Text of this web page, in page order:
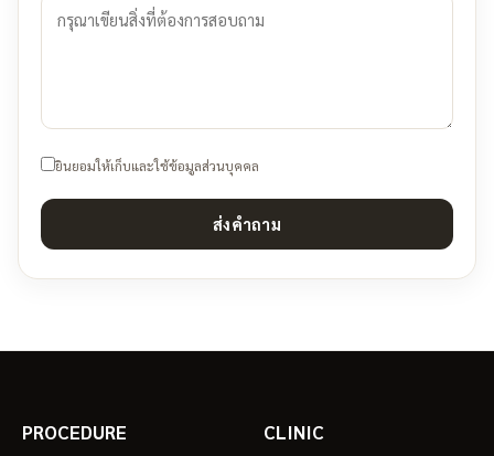
ยินยอมให้เก็บและใช้ข้อมูลส่วนบุคคล
ส่งคำถาม
PROCEDURE
CLINIC